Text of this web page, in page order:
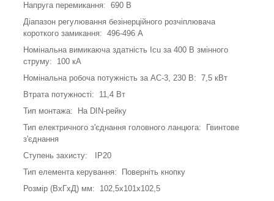
Напруга перемикання: 690 В
Діапазон регулювання безінерційного розчіплювача
короткого замикання: 496-496 А
Номінальна вимикаюча здатність Icu за 400 В змінного
струму: 100 кА
Номінальна робоча потужність за АС-3, 230 В: 7,5 кВт
Втрата потужності: 11,4 Вт
Тип монтажа: На DIN-рейку
Тип електричного з'єднання головного ланцюга: Гвинтове
з'єднання
Ступень захисту: IP20
Тип елемента керування: Поверніть кнопку
Розмір (ВхГхД) мм: 102,5х101х102,5